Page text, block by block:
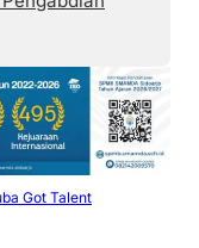
Got Talent